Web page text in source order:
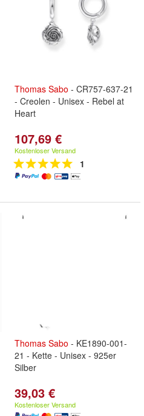
Thomas Sabo - CR757-637-21
- Creolen - Unisex - Rebel at
Heart
107,69 €
Kostenloser Versand
1
Thomas Sabo - KE1890-001-
21 - Kette - Unisex - 925er
Silber
39,03 €
Kostenloser Versand